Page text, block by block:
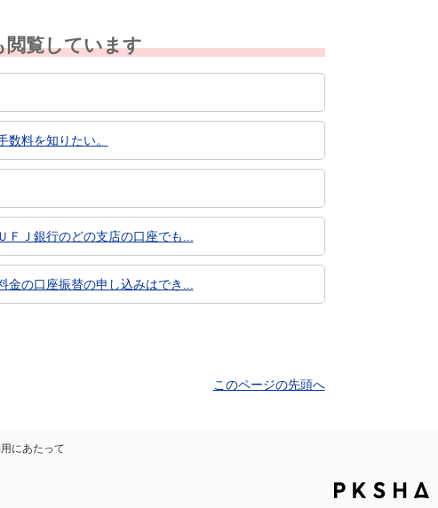
覧しています
料を知りたい。
Ｊ銀行のどの支店の口座でも...
の口座振替の申し込みはでき...
このページの先頭へ
にあたって